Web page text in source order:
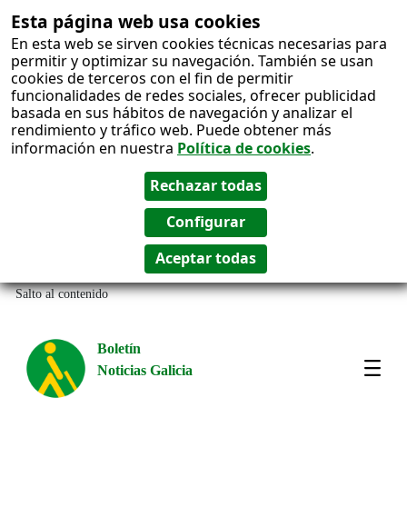
Esta página web usa cookies
En esta web se sirven cookies técnicas necesarias para
permitir y optimizar su navegación. También se usan
cookies de terceros con el fin de permitir
funcionalidades de redes sociales, ofrecer publicidad
basada en sus hábitos de navegación y analizar el
rendimiento y tráfico web. Puede obtener más
información en nuestra Política de cookies.
Salto al contenido
Boletín
Noticias Galicia